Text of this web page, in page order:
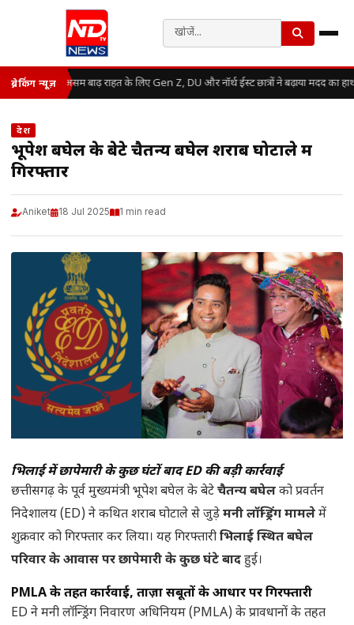
ब्रेकिंग न्यूज़ असम बाढ़ राहत के लिए Gen Z, DU और नॉर्थ ईस्ट छात्रों ने बढ़ाया मदद का हाथ
देश
भूपेश बघेल के बेटे चैतन्य बघेल शराब घोटाले में
गिरफ्तार
Aniket 18 Jul 2025 1 min read
भिलाई में छापेमारी के कुछ घंटों बाद ED की बड़ी कार्रवाई
छत्तीसगढ़ के पूर्व मुख्यमंत्री भूपेश बघेल के बेटेचैतन्य बघेलको प्रवर्तन
निदेशालय (ED) ने कथित शराब घोटाले से जुड़ेमनी लॉन्ड्रिंग मामलेमें
शुक्रवार को गिरफ्तार कर लिया। यह गिरफ्तारीभिलाई स्थित बघेल
परिवार के आवास पर छापेमारी के कुछ घंटे बादहुई।
PMLA के तहत कार्रवाई, ताज़ा सबूतों के आधार पर गिरफ्तारी
ED ने मनी लॉन्ड्रिंग निवारण अधिनियम (PMLA) के प्रावधानों के तहत